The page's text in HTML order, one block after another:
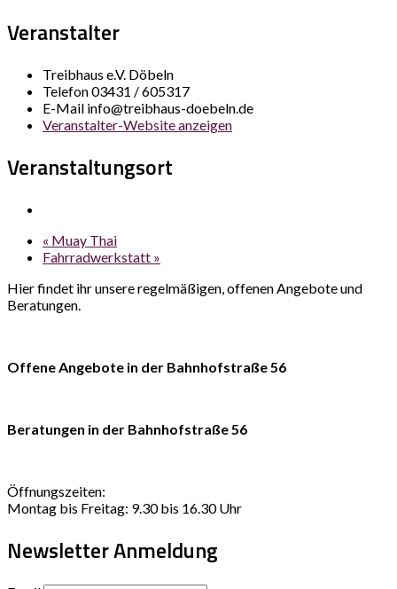
Veranstalter
Treibhaus e.V. Döbeln
Telefon03431 / 605317
E-Mail info@treibhaus-doebeln.de
Veranstalter-Website anzeigen
Veranstaltungsort
« Muay Thai
Fahrradwerkstatt »
Hier findet ihr unsere regelmäßigen, offenen Angebote und
Beratungen.
Offene Angebote in der Bahnhofstraße 56
Beratungen in der Bahnhofstraße 56
Öffnungszeiten:
Montag bis Freitag: 9.30 bis 16.30 Uhr
Newsletter Anmeldung